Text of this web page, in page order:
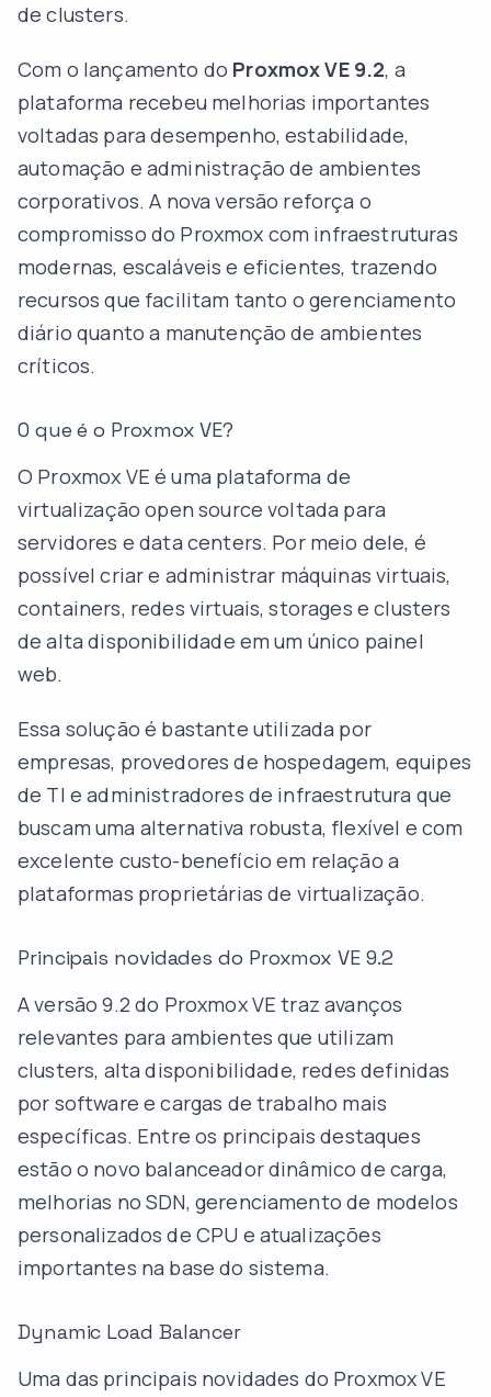
de clusters.
Com o lançamento do Proxmox VE 9.2, a
plataforma recebeu melhorias importantes
voltadas para desempenho, estabilidade,
automação e administração de ambientes
corporativos. A nova versão reforça o
compromisso do Proxmox com infraestruturas
modernas, escaláveis e eficientes, trazendo
recursos que facilitam tanto o gerenciamento
diário quanto a manutenção de ambientes
críticos.
O que é o Proxmox VE?
O Proxmox VE é uma plataforma de
virtualização open source voltada para
servidores e data centers. Por meio dele, é
possível criar e administrar máquinas virtuais,
containers, redes virtuais, storages e clusters
de alta disponibilidade em um único painel
web.
Essa solução é bastante utilizada por
empresas, provedores de hospedagem, equipes
de TI e administradores de infraestrutura que
buscam uma alternativa robusta, flexível e com
excelente custo-benefício em relação a
plataformas proprietárias de virtualização.
Principais novidades do Proxmox VE 9.2
A versão 9.2 do Proxmox VE traz avanços
relevantes para ambientes que utilizam
clusters, alta disponibilidade, redes definidas
por software e cargas de trabalho mais
específicas. Entre os principais destaques
estão o novo balanceador dinâmico de carga,
melhorias no SDN, gerenciamento de modelos
personalizados de CPU e atualizações
importantes na base do sistema.
Dynamic Load Balancer
Uma das principais novidades do Proxmox VE